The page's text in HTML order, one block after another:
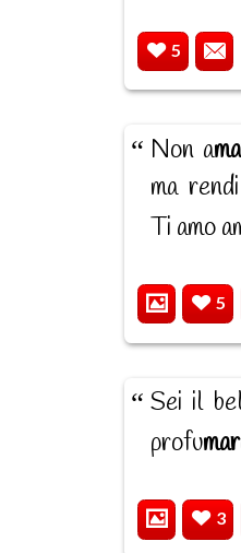
5
Non a
ma
Ti amo
5
Sei il
profu
3